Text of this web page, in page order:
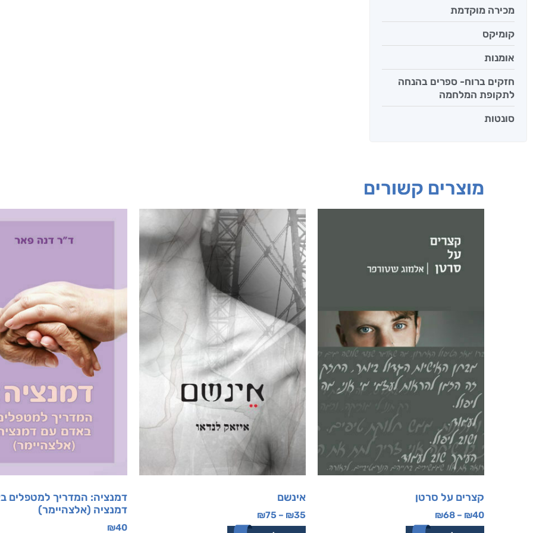
מכירה מוקדמת
קומיקס
אומנות
חזקים ברוח- ספרים בהנחה
לתקופת המלחמה
סונטות
מוצרים קשורים
קצרים על סרטן
₪40
–
₪68
אינשם
₪35
–
₪75
דמנציה: המדריך למטפלים
דמנציה (אלצהיימר)
₪40